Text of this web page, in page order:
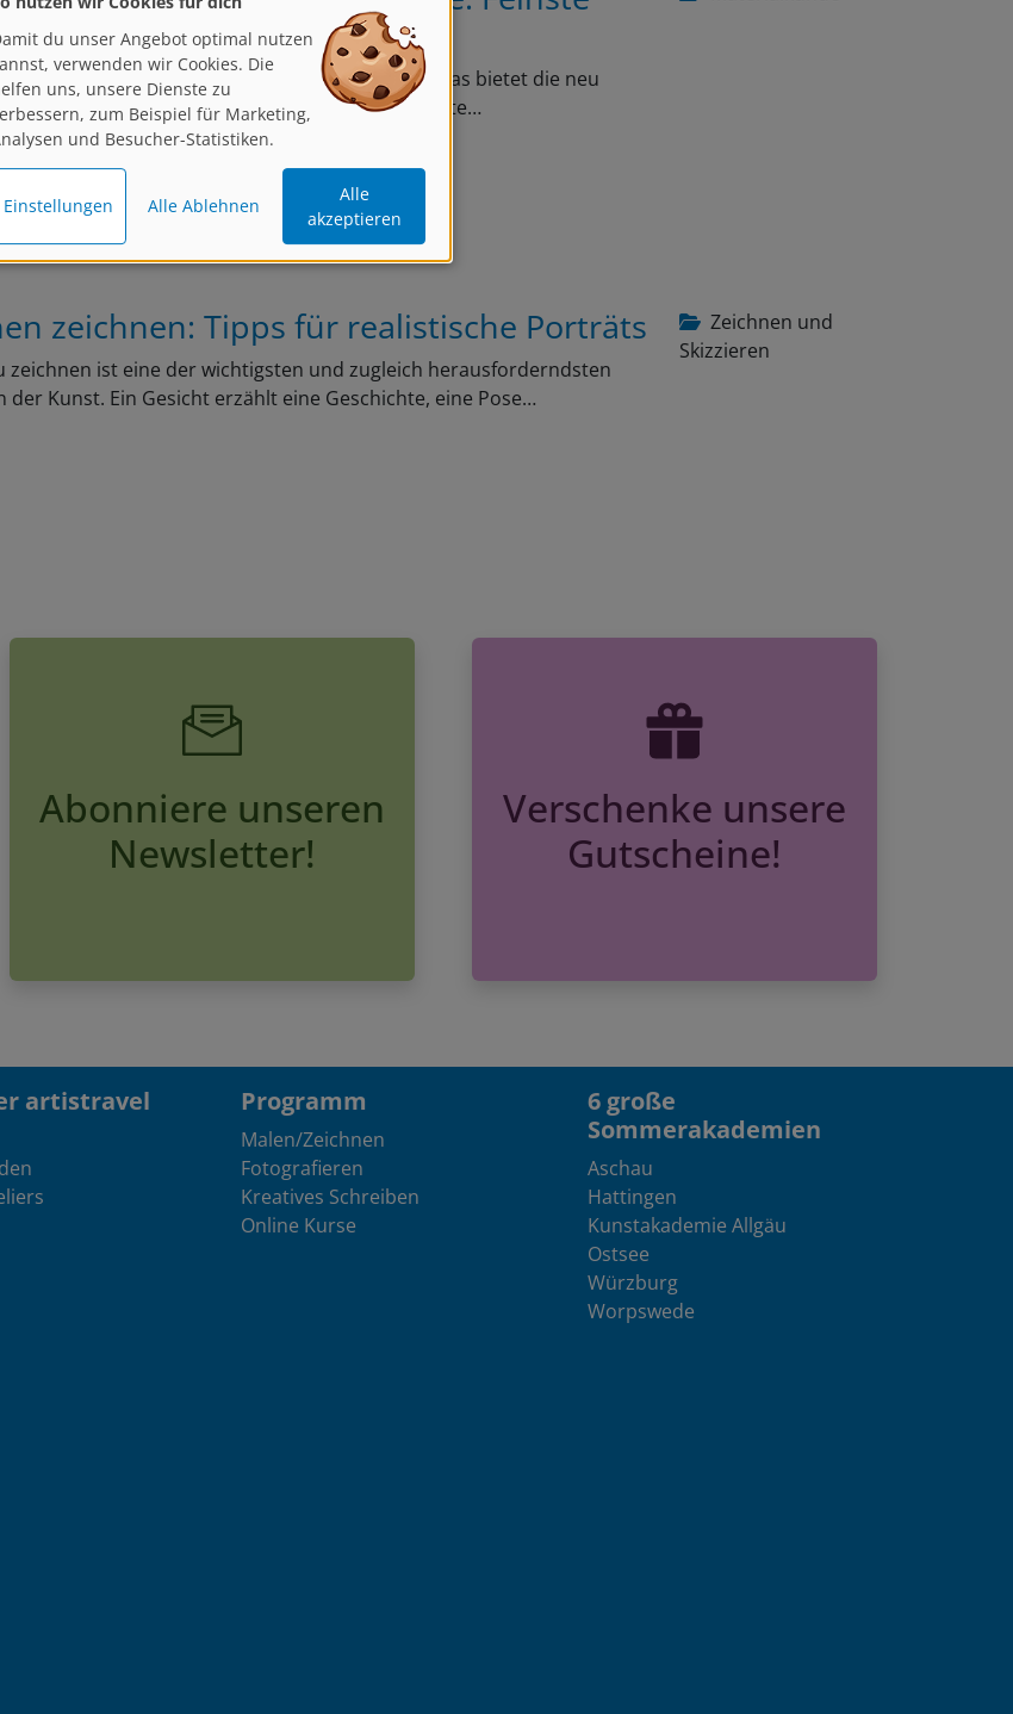
Acrylfarben
Ausdruck, Farbintensität und Qualität – genau das bietet die neu
PRIMAcryl Professional von Schmincke. Die feinste…
Zeichnen und
Skizzieren
zeichnen: Tipps für realistische Porträts
zeichnen ist eine der wichtigsten und zugleich herausforderndsten
der Kunst. Ein Gesicht erzählt eine Geschichte, eine Pose…
Abonniere unseren
Newsletter!
Verschenke unsere
Gutscheine!
artistravel Programm
Malen/Zeichnen
Fotografieren
Kreatives Schreiben
Online Kurse
6 große
Sommerakademien
Aschau
Hattingen
Kunstakademie Allgäu
Ostsee
Würzburg
Worpswede
du unser Angebot optimal nutzen
verwenden wir Cookies. Die
uns, unsere Dienste zu
zum Beispiel für Marketing,
und Besucher-Statistiken.
Einstellungen Alle Ablehnen
Alle
akzeptieren